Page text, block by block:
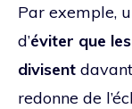
Par exemple,
d’éviter que
divisent
redonne de